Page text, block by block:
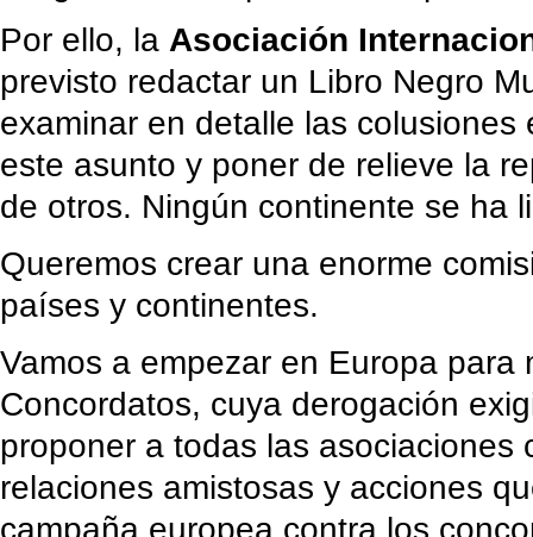
Por ello, la Asociación
previsto redactar un Libro Negro
examinar en detalle las
este asunto y poner de relieve la
de otros. Ningún continente se ha
Queremos crear una enorme
países y continentes.
Vamos a empezar en Europa
Concordatos, cuya derogación
proponer a todas las asociaciones
relaciones amistosas y acciones
campaña europea contra los